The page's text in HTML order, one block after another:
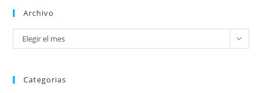
Archivo
Elegir el mes
Categorias